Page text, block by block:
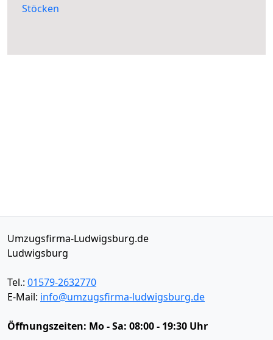
Stöcken
Umzugsfirma-Ludwigsburg.de
Ludwigsburg
Tel.: 01579-2632770
E-Mail: info@umzugsfirma-ludwigsburg.de
Öffnungszeiten: Mo - Sa: 08:00 - 19:30 Uhr